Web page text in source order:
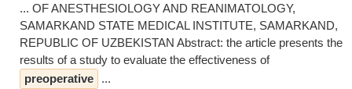
... OF ANESTHESIOLOGY AND REANIMATOLOGY,
SAMARKAND STATE MEDICAL INSTITUTE, SAMARKAND,
REPUBLIC OF UZBEKISTAN Abstract: the article presents the
results of a study to evaluate the effectiveness of
preoperative
...